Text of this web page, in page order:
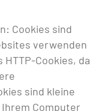
Cookies sind
verwenden
Cookies, da
sind kleine
Computer